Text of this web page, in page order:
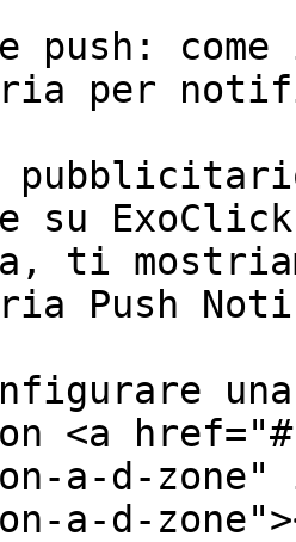
come
per
su
ti
Push
<a
a-d-zone"
a-d-